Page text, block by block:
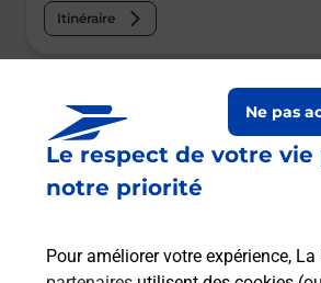
Le respect de votre vie
notre priorité
Pour améliorer votre expérience, La
Ne pas
Itinéraire
Boîte aux lettres La Poste
Prochaine collecte du courrier
08h30
25330
Eternoz Vallee Du Lison